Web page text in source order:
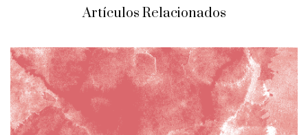
Artículos Relacionados